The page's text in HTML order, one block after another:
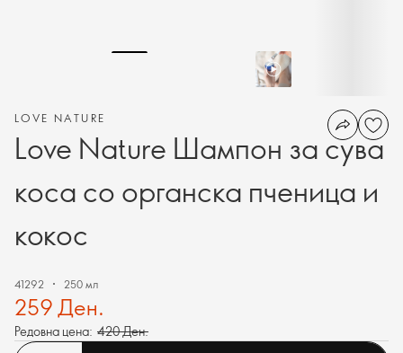
LOVE NATURE
Love Nature Шампон за сува
коса со органска пченица и
кокос
41292 250 мл
259 Ден.
Редовна цена: 420 Ден.